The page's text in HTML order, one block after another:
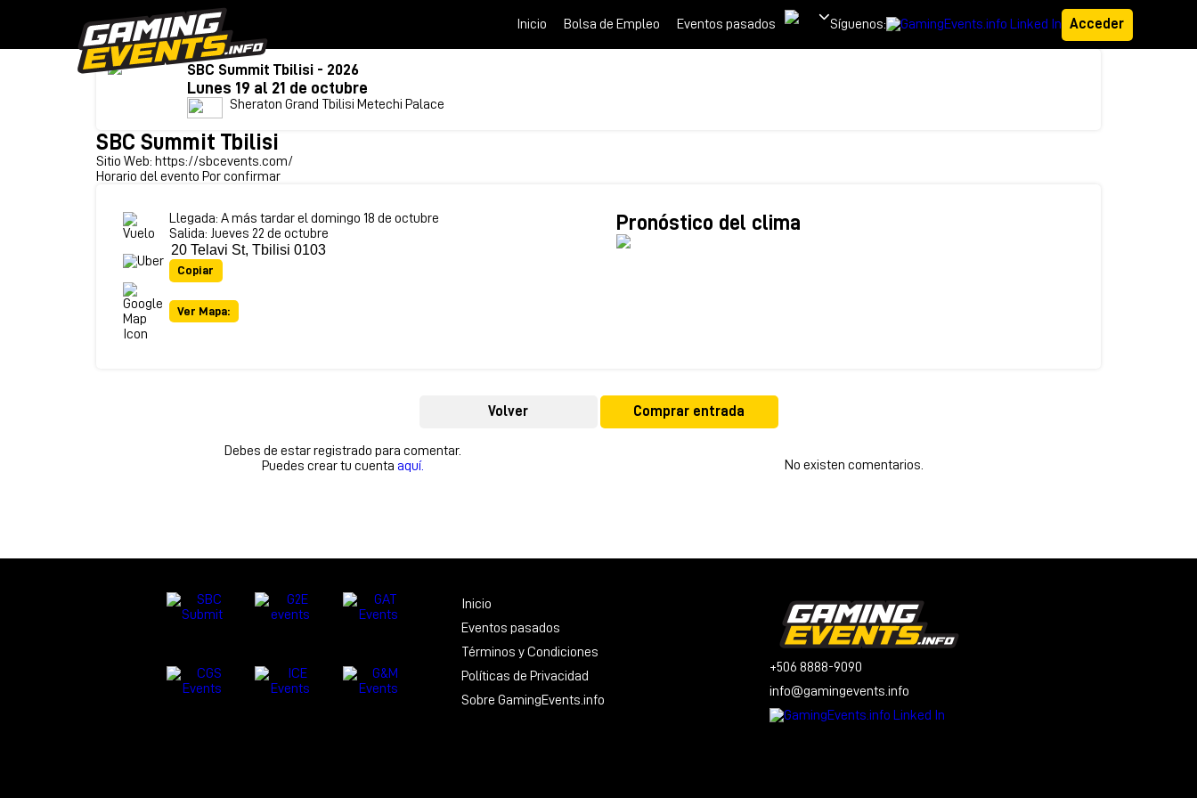
Inicio Bolsa de Empleo Eventos pasados Síguenos: Acceder
SBC Summit Tbilisi - 2026
Lunes 19 al 21 de octubre
Sheraton Grand Tbilisi Metechi Palace
SBC Summit Tbilisi
Sitio Web: https://sbcevents.com/
Horario del evento Por confirmar
Llegada: A más tardar el domingo 18 de octubre
Salida: Jueves 22 de octubre
Copiar
Ver Mapa:
Pronóstico del clima
Volver Comprar entrada
Debes de estar registrado para comentar.
Puedes crear tu cuentaaquí. No existen comentarios.
Inicio
Eventos pasados
Términos y Condiciones
Políticas de Privacidad
Sobre GamingEvents.info
+506 8888-9090
info@gamingevents.info